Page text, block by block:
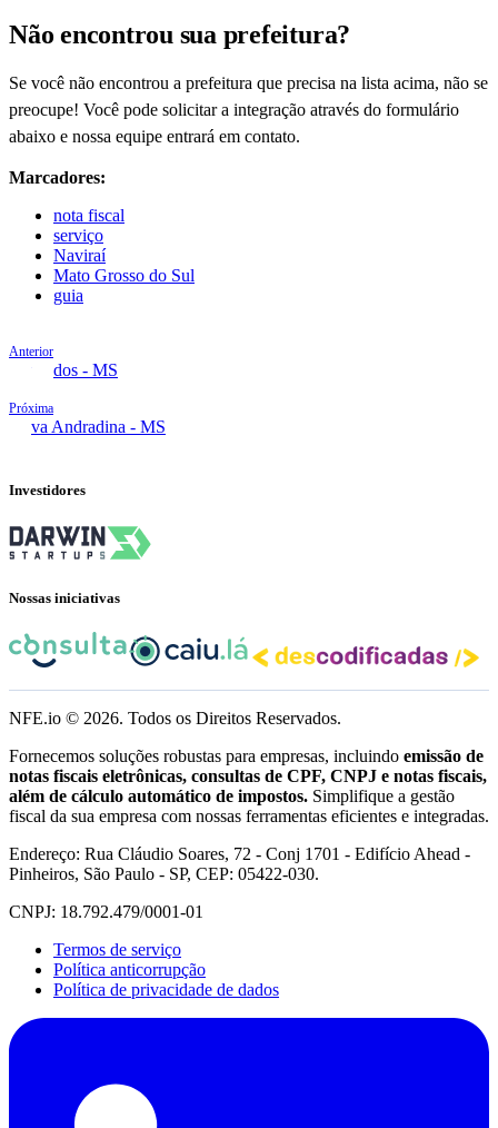
Não encontrou sua prefeitura?
Se você não encontrou a prefeitura que precisa na lista acima, não se
preocupe! Você pode solicitar a integração através do formulário
abaixo e nossa equipe entrará em contato.
Marcadores:
nota fiscal
serviço
Naviraí
Mato Grosso do Sul
guia
Anterior
Dourados - MS
Próxima
Nova Andradina - MS
Investidores
Nossas iniciativas
NFE.io © 2026. Todos os Direitos Reservados.
Fornecemos soluções robustas para empresas, incluindo emissão de
notas fiscais eletrônicas, consultas de CPF, CNPJ e notas fiscais,
além de cálculo automático de impostos. Simplifique a gestão
fiscal da sua empresa com nossas ferramentas eficientes e integradas.
Endereço: Rua Cláudio Soares, 72 - Conj 1701 - Edifício Ahead -
Pinheiros, São Paulo - SP, CEP: 05422-030.
CNPJ: 18.792.479/0001-01
Termos de serviço
Política anticorrupção
Política de privacidade de dados